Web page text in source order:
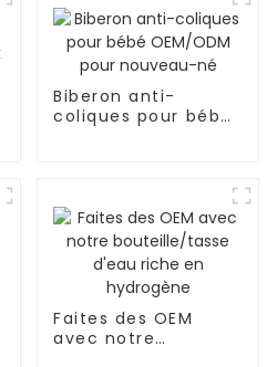
Biberon anti-
coliques pour bébé
Faites des OEM
avec notre